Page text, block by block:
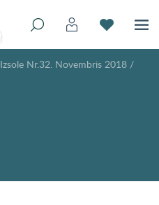
Izsole Nr.32. Novembris 2018 /